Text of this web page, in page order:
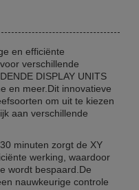
en efficiënte
verschillende
DISPLAY UNITS
en meer.Dit innovatieve
om uit te kiezen
aan verschillende
minuten zorgt de XY
werking, waardoor
wordt bespaard.De
nauwkeurige controle